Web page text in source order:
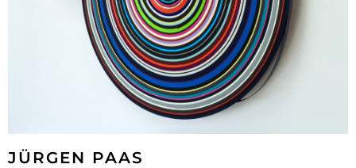
JÜRGEN PAAS